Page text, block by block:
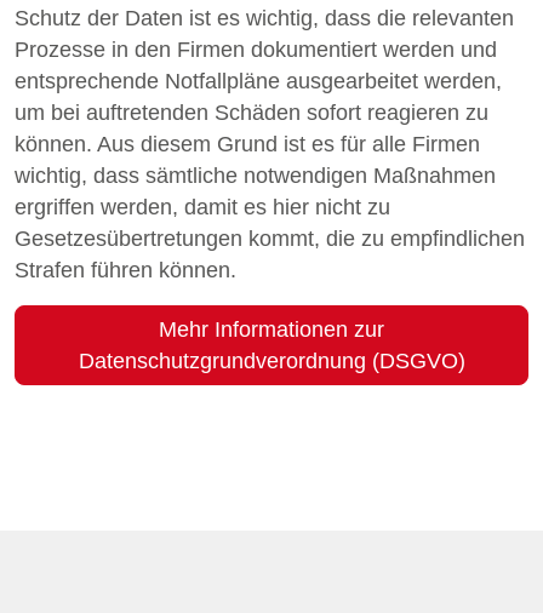
Schutz der Daten ist es wichtig, dass die relevanten
Prozesse in den Firmen dokumentiert werden und
entsprechende Notfallpläne ausgearbeitet werden,
um bei auftretenden Schäden sofort reagieren zu
können. Aus diesem Grund ist es für alle Firmen
wichtig, dass sämtliche notwendigen Maßnahmen
ergriffen werden, damit es hier nicht zu
Gesetzesübertretungen kommt, die zu empfindlichen
Strafen führen können.
Mehr Informationen zur
Datenschutzgrundverordnung (DSGVO)